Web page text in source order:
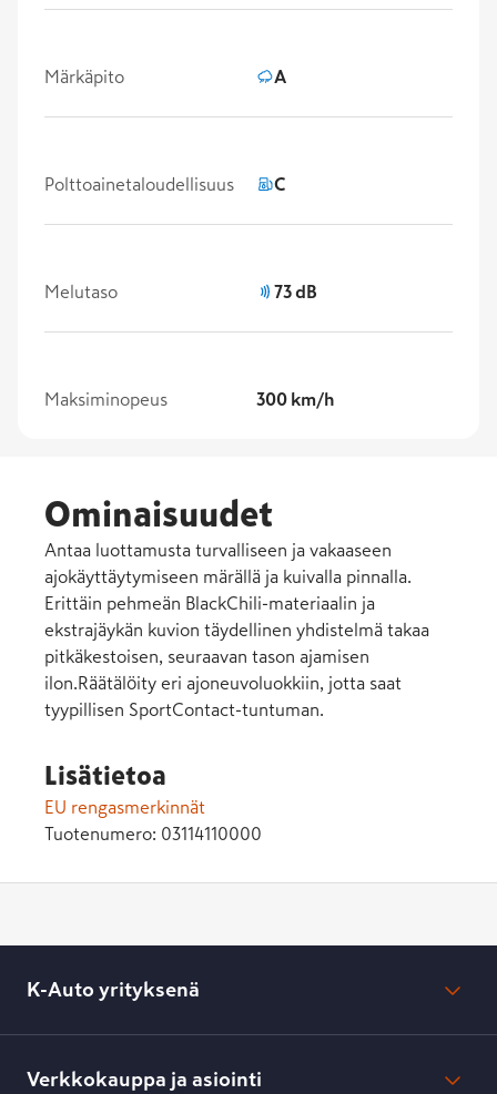
Märkäpito A
Polttoainetaloudellisuus C
Melutaso 73 dB
Maksiminopeus 300 km/h
Ominaisuudet
Antaa luottamusta turvalliseen ja vakaaseen
ajokäyttäytymiseen märällä ja kuivalla pinnalla.
Erittäin pehmeän BlackChili-materiaalin ja
ekstrajäykän kuvion täydellinen yhdistelmä takaa
pitkäkestoisen, seuraavan tason ajamisen
ilon.Räätälöity eri ajoneuvoluokkiin, jotta saat
tyypillisen SportContact-tuntuman.
Lisätietoa
EU rengasmerkinnät
Tuotenumero: 03114110000
K-Auto yrityksenä
Lehdistötiedotteet
Verkkokauppa ja asiointi